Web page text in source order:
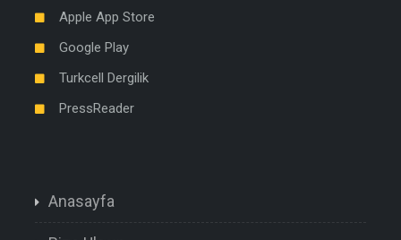
Apple App Store
Google Play
Turkcell Dergilik
PressReader
Anasayfa